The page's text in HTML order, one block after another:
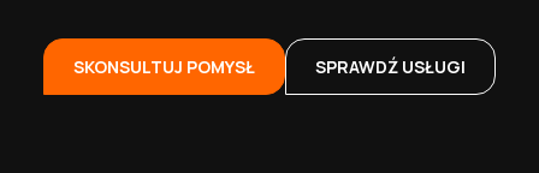
SKONSULTUJ POMYSŁ SPRAWDŹ USŁUGI